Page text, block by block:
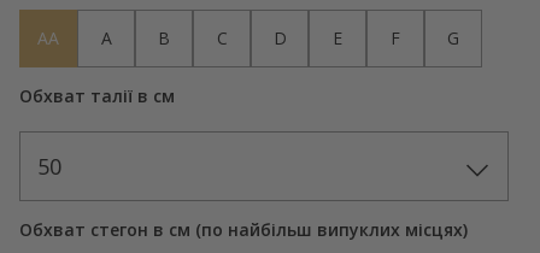
AA A B C D E F G
Обхват талії в см
50
Обхват стегон в см (по найбільш випуклих місцях)